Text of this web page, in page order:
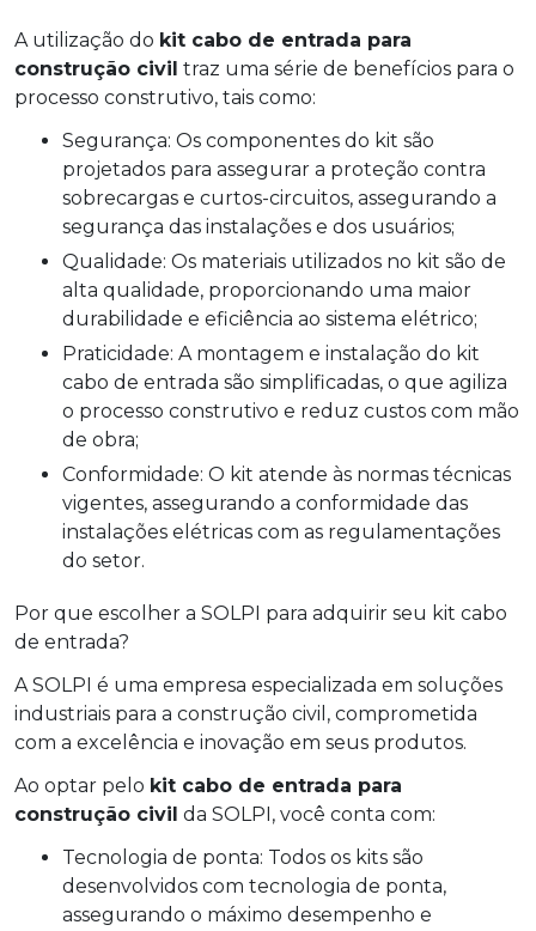
A utilização do kit cabo de entrada para
construção civil traz uma série de benefícios para o
processo construtivo, tais como:
Segurança: Os componentes do kit são
projetados para assegurar a proteção contra
sobrecargas e curtos-circuitos, assegurando a
segurança das instalações e dos usuários;
Qualidade: Os materiais utilizados no kit são de
alta qualidade, proporcionando uma maior
durabilidade e eficiência ao sistema elétrico;
Praticidade: A montagem e instalação do kit
cabo de entrada são simplificadas, o que agiliza
o processo construtivo e reduz custos com mão
de obra;
Conformidade: O kit atende às normas técnicas
vigentes, assegurando a conformidade das
instalações elétricas com as regulamentações
do setor.
Por que escolher a SOLPI para adquirir seu kit cabo
de entrada?
A SOLPI é uma empresa especializada em soluções
industriais para a construção civil, comprometida
com a excelência e inovação em seus produtos.
Ao optar pelo kit cabo de entrada para
construção civil da SOLPI, você conta com:
Tecnologia de ponta: Todos os kits são
desenvolvidos com tecnologia de ponta,
assegurando o máximo desempenho e